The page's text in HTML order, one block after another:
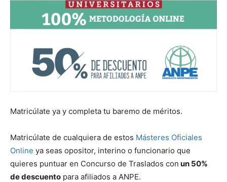
Matricúlate ya y completa tu baremo de méritos.
Matricúlate de cualquiera de estos Másteres Oficiales
Online ya seas opositor, interino o funcionario que
quieres puntuar en Concurso de Traslados con un 50%
de descuento para afiliados a ANPE.